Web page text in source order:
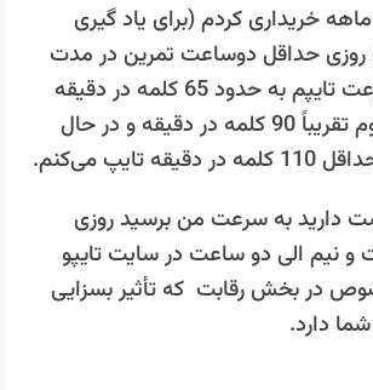
خریداری کردم (برای یاد گیری
روزی حداقل دوساعت تمرین در مدت
زمان یک ماه سرعت تایپم به حدود 65 کلمه در دقیقه
رسید و در ماه دوم تقریباً 90 کلمه در دقیقه و در حال
تایپ می‌کنم.
دارید به سرعت من برسید روزی
نیم الی دو ساعت در سایت تایپو
در بخش رقابت که تأثیر بسزایی
دارد.